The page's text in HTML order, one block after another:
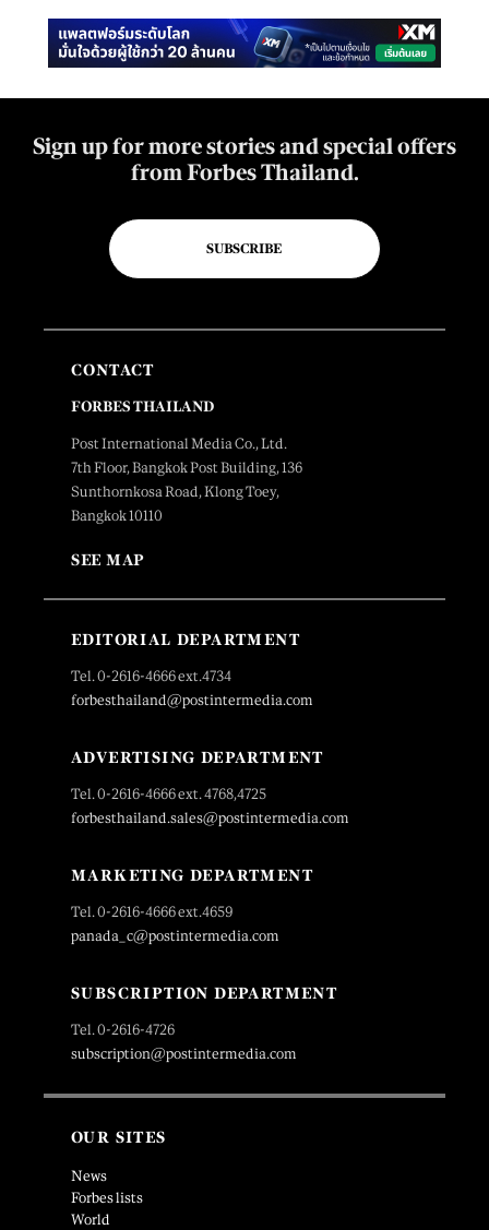
Sign up for more stories and special offers
from Forbes Thailand.
SUBSCRIBE
CONTACT
FORBES THAILAND
Post International Media Co., Ltd.
7th Floor, Bangkok Post Building, 136
Sunthornkosa Road, Klong Toey,
Bangkok 10110
SEE MAP
EDITORIAL DEPARTMENT
Tel. 0-2616-4666 ext.4734
forbesthailand@postintermedia.com
ADVERTISING DEPARTMENT
Tel. 0-2616-4666 ext. 4768,4725
forbesthailand.sales@postintermedia.com
MARKETING DEPARTMENT
Tel. 0-2616-4666 ext.4659
panada_c@postintermedia.com
SUBSCRIPTION DEPARTMENT
Tel. 0-2616-4726
subscription@postintermedia.com
OUR SITES
News
Forbes lists
World